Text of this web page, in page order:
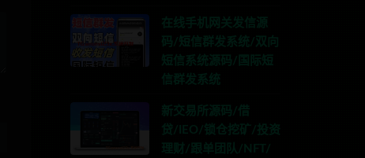
在线手机网关发信源
码/短信群发系统/双向
短信系统源码/国际短
信群发系统
新交易所源码/借
贷/IEO/锁仓挖矿/投资
理财/跟单团队/NFT/